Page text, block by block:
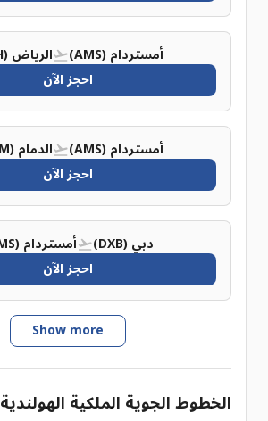
أمستردام (AMS)
الرياض (RUH)
احجز الآن
أمستردام (AMS)
الدمام (DMM)
احجز الآن
دبي (DXB)
أمستردام (AMS)
احجز الآن
Show more
الخطوط الجوية الملكية الهولندية KLM